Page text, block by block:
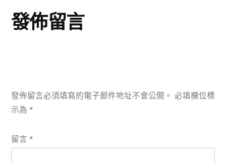
發佈留言
發佈留言必須填寫的電子郵件地址不會公開。 必填欄位標
示為 *
留言 *